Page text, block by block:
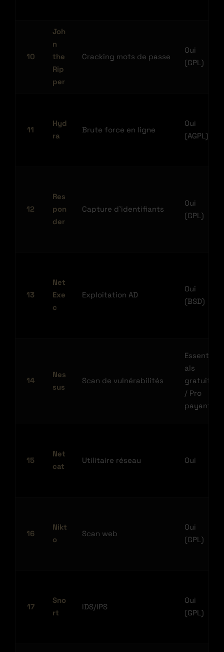
10
Joh
n
the
Rip
per
Cracking mots de passe
Oui
(GPL)
11
Hyd
ra
Brute force en ligne
Oui
(AGPL)
12
Res
pon
der
Capture d’identifiants
Oui
(GPL)
13
Net
Exe
c
Exploitation AD
Oui
(BSD)
14
Nes
sus
Scan de vulnérabilités
Essenti
als
gratuit
/ Pro
payant
15
Net
cat
Utilitaire réseau Oui
16
Nikt
o
Scan web
Oui
(GPL)
17
Sno
rt
IDS/IPS
Oui
(GPL)